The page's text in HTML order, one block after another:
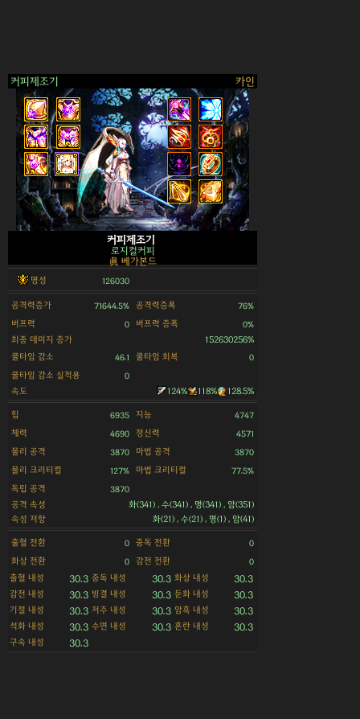
커피제조기 카인
>
커피제조기
로지컬커피
眞 베가본드
명성 126030
공격력증가 71644.5% 공격력증폭 76%
버프력 0 버프력 증폭 0%
최종 데미지 증가
152630256%
쿨타임 감소
46.1 쿨타임 회복 0
쿨타임 감소 실적용 0
속도 124% 118% 128.5%
힘 6935 지능 4747
체력 4690 정신력 4571
물리 공격 3870 마법 공격 3870
물리 크리티컬 127% 마법 크리티컬 77.5%
독립 공격 3870
공격 속성
화(341) , 수(341) , 명(341) , 암(351)
속성 저항
화(21) , 수(21) , 명(1) , 암(41)
출혈 전환 0 중독 전환 0
화상 전환 0 감전 전환 0
출혈 내성 30.3 중독 내성 30.3 화상 내성 30.3
감전 내성 30.3 빙결 내성 30.3 둔화 내성 30.3
기절 내성 30.3 저주 내성 30.3 암흑 내성 30.3
석화 내성 30.3 수면 내성 30.3 혼란 내성 30.3
구속 내성 30.3